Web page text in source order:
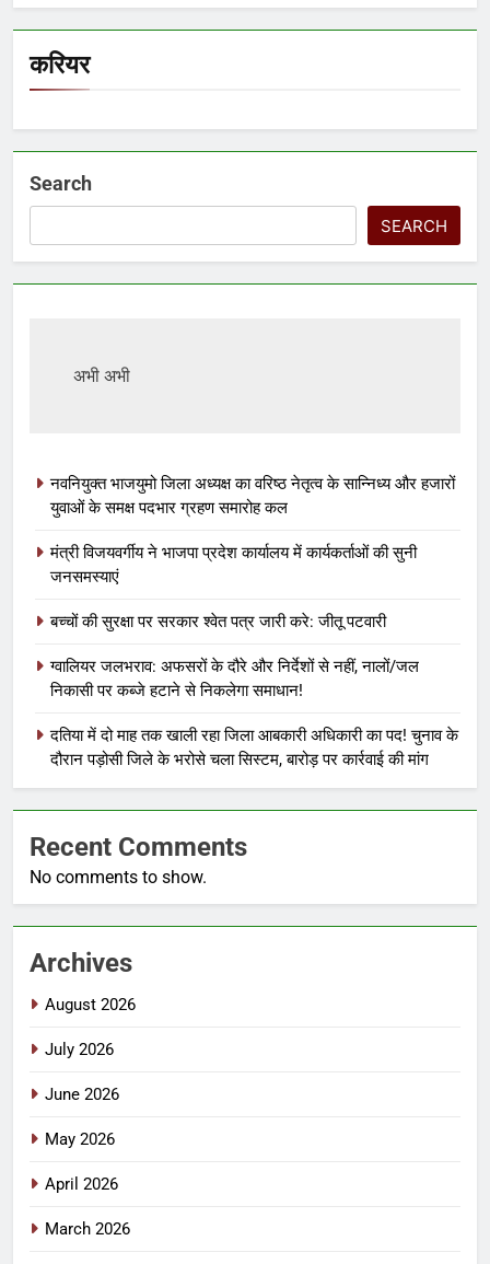
करियर
Search
SEARCH
अभी अभी
नवनियुक्त भाजयुमो जिला अध्यक्ष का वरिष्ठ नेतृत्व के सान्निध्य और हजारों
युवाओं के समक्ष पदभार ग्रहण समारोह कल
मंत्री विजयवर्गीय ने भाजपा प्रदेश कार्यालय में कार्यकर्ताओं की सुनी
जनसमस्याएं
बच्चों की सुरक्षा पर सरकार श्वेत पत्र जारी करे: जीतू पटवारी
ग्वालियर जलभराव: अफसरों के दौरे और निर्देशों से नहीं, नालों/जल
निकासी पर कब्जे हटाने से निकलेगा समाधान!
दतिया में दो माह तक खाली रहा जिला आबकारी अधिकारी का पद! चुनाव के
दौरान पड़ोसी जिले के भरोसे चला सिस्टम, बारोड़ पर कार्रवाई की मांग
Recent Comments
No comments to show.
Archives
August 2026
July 2026
June 2026
May 2026
April 2026
March 2026